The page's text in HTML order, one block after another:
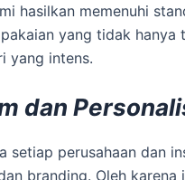
hasilkan memenuhi
yang tidak
yang intens.
dan
setiap perusahaan dan
branding. Oleh